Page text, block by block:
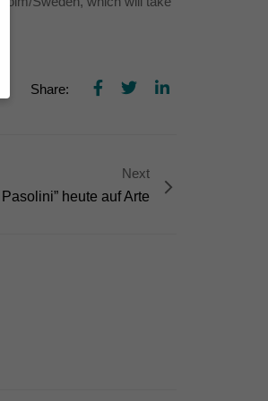
Share:
Next
heute auf Arte